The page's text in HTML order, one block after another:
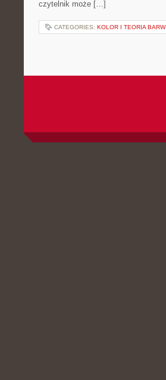
czytelnik może […]
CATEGORIES: KOLOR I TEORIA BARW